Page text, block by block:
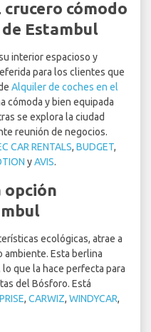
cómodo
Estambul
interior espacioso y
para los clientes que
Alquiler de coches en el
cómoda y bien equipada
se explora la ciudad
reunión de negocios.
CAR RENTALS, BUDGET,
yAVIS.
opción
ecológicas, atrae a
ambiente. Esta berlina
que la hace perfecta para
del Bósforo. Está
, CARWIZ, WINDYCAR,